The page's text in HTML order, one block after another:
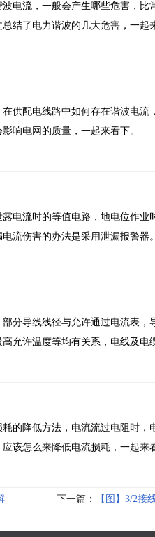
电流，一般会产生哪些危害，比
结了电力谐波的几大危害，一起
供配电线路中如何存在谐波电流
响电网的质量，一起来看下。
电流时的等值电路，地电位作业
流伤害的办法是采用泄漏报警器。
分导线线径与允许通过电流表，
允许温度等均有关系，电线及电
的降低方法，电流流过电阻时
该怎么来降低电流损耗，一起来
下一篇： 【图】3/2接